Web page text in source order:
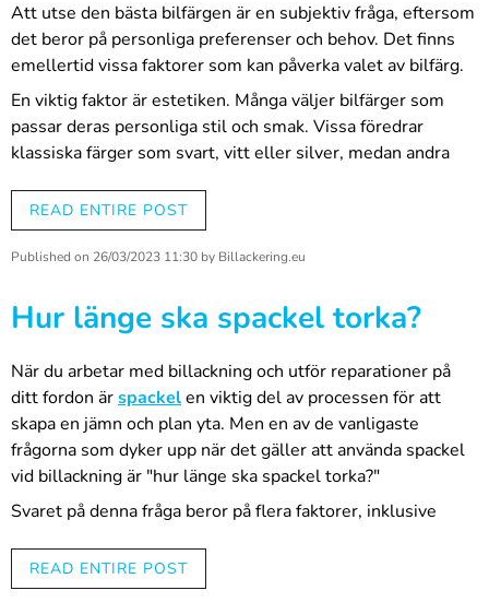
Att utse den bästa bilfärgen är en subjektiv fråga, eftersom
det beror på personliga preferenser och behov. Det finns
emellertid vissa faktorer som kan påverka valet av bilfärg.
En viktig faktor är estetiken. Många väljer bilfärger som
passar deras personliga stil och smak. Vissa föredrar
klassiska färger som svart, vitt eller silver, medan andra
grönt.
användas för arbete eller tunga transporter kan en mörk
kan dölja smuts och repor bättre än en ljusare färg. Om
intryck kan en ljusare eller mer livfull färg vara mer
lämplig.
En tredje faktor att överväga är miljöpåverkan. Vissa
bilfärger kan vara mer miljövänliga än andra. Vissa färger
kan också ha en högre reflektionsgrad, vilket kan bidra till
en lägre bränsleförbrukning genom att minska bilens
Det finns också skillnader i kvalitet mellan olika bilfärger.
READ ENTIRE POST
Published on 26/03/2023 11:30 by Billackering.eu
Hur länge ska spackel torka?
När du arbetar med billackning och utför reparationer på
ditt fordon ärspackelen viktig del av processen för att
skapa en jämn och plan yta. Men en av de vanligaste
frågorna som dyker upp när det gäller att använda spackel
vid billackning är "hur länge ska spackel torka?"
Svaret på denna fråga beror på flera faktorer, inklusive
spacklet appliceras.
READ ENTIRE POST